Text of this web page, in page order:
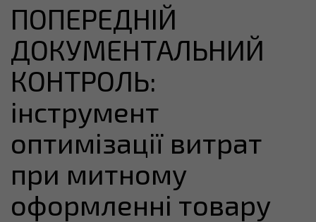
ПОПЕРЕДНІЙ
ДОКУМЕНТАЛЬНИЙ
КОНТРОЛЬ:
інструмент
оптимізації витрат
при митному
оформленні товару